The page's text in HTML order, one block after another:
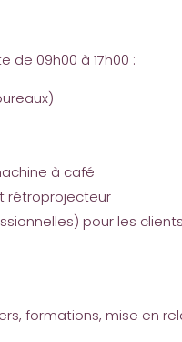
de 09h00 à 17h00 :
à café
rétroprojecteur
pour les
formations, mise en